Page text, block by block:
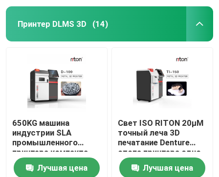
Принтер DLMS 3D (14)
650KG машина
индустрии SLA
промышленного
принтера компакта
DLMS
3D зубоврачебная
Лучшая цена
Свет ISO RITON 20μM
точный леча 3D
печатание Denture
стопа принтера одно
Лучшая цена